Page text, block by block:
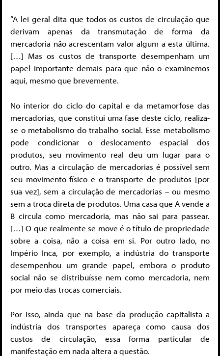
“A lei geral dita que todos os custos de circulação que
derivam apenas da transmutação de forma da
mercadoria não acrescentam valor algum a esta última.
[…] Mas os custos de transporte desempenham um
papel importante demais para que não o examinemos
aqui, mesmo que brevemente.
No interior do ciclo do capital e da metamorfose das
mercadorias, que constitui uma fase deste ciclo, realiza-
se o metabolismo do trabalho social. Esse metabolismo
pode condicionar o deslocamento espacial dos
produtos, seu movimento real deu um lugar para o
outro. Mas a circulação de mercadorias é possível sem
seu movimento físico e o transporte de produtos [por
sua vez], sem a circulação de mercadorias – ou mesmo
sem a troca direta de produtos. Uma casa que A vende a
B circula como mercadoria, mas não sai para passear.
[…] O que realmente se move é o título de propriedade
sobre a coisa, não a coisa em si. Por outro lado, no
Império Inca, por exemplo, a indústria do transporte
desempenhou um grande papel, embora o produto
social não se distribuísse nem como mercadoria, nem
por meio das trocas comerciais.
Por isso, ainda que na base da produção capitalista a
indústria dos transportes apareça como causa dos
custos de circulação, essa forma particular de
manifestação em nada altera a questão.